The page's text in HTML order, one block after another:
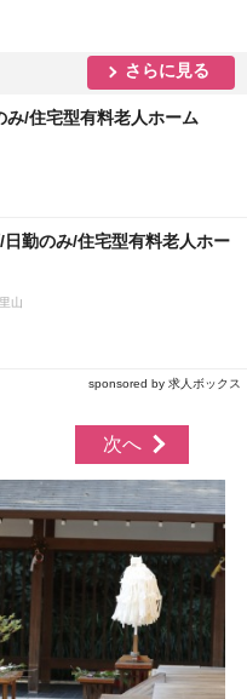
さらに見る
み/住宅型有料老人ホーム
日勤のみ/住宅型有料老人ホー
山
sponsored by 求人ボックス
次へ